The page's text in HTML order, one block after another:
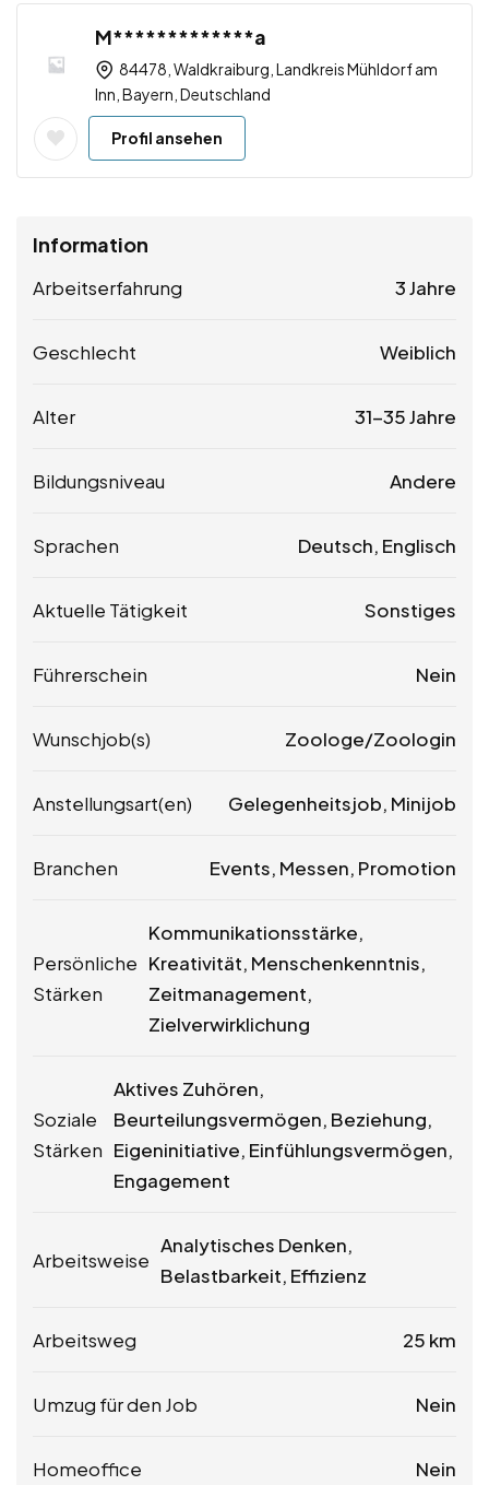
M*************a
84478, Waldkraiburg, Landkreis Mühldorf am
Inn, Bayern, Deutschland
Profil ansehen
Information
Arbeitserfahrung 3 Jahre
Geschlecht Weiblich
Alter 31-35 Jahre
Bildungsniveau Andere
Sprachen Deutsch, Englisch
Aktuelle Tätigkeit Sonstiges
Führerschein Nein
Wunschjob(s) Zoologe/Zoologin
Anstellungsart(en) Gelegenheitsjob, Minijob
Branchen Events, Messen, Promotion
Persönliche
Stärken
Kommunikationsstärke,
Kreativität, Menschenkenntnis,
Zeitmanagement,
Zielverwirklichung
Soziale
Stärken
Aktives Zuhören,
Beurteilungsvermögen, Beziehung,
Eigeninitiative, Einfühlungsvermögen,
Engagement
Arbeitsweise
Analytisches Denken,
Belastbarkeit, Effizienz
Arbeitsweg 25 km
Umzug für den Job Nein
Homeoffice Nein